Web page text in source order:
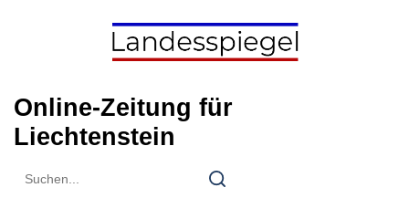
Online-Zeitung für
Liechtenstein
Search
Search